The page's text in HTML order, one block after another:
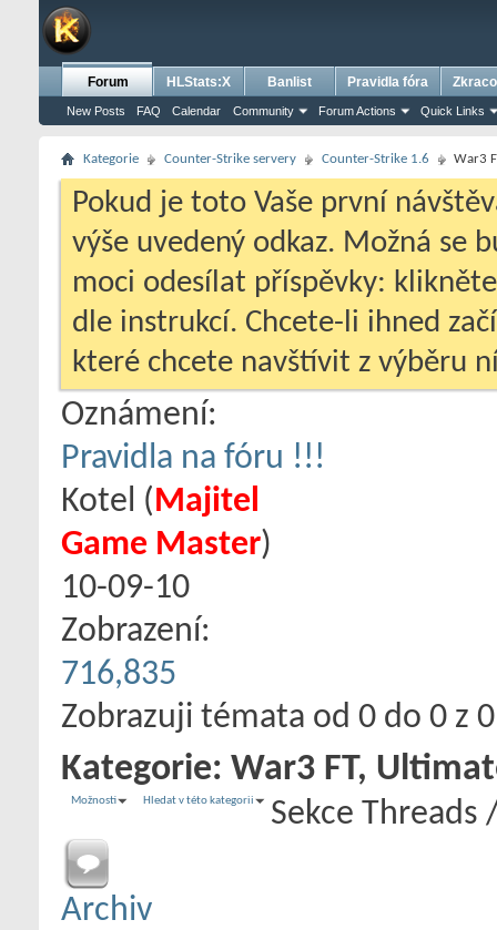
Forum
New Posts FAQ Calendar Community Forum Actions Quick Links
HLStats:X Banlist Pravidla fóra
Kategorie Counter-Strike servery Counter-Strike 1.6 War3
Pokud je toto Vaše první
výše uvedený odkaz. Možná se
moci odesílat příspěvky:
dle instrukcí. Chcete-li ihned
které chcete navštívit z výběru
Oznámení:
Pravidla na fóru !!!
Kotel ‎(Majitel
Game Master)
10-09-10
Zobrazení:
716,835
Zobrazuji témata od 0 do 0 z 0
Kategorie: War3 FT,
Možnosti Hledat v této kategorii Sekce Threads
Archiv